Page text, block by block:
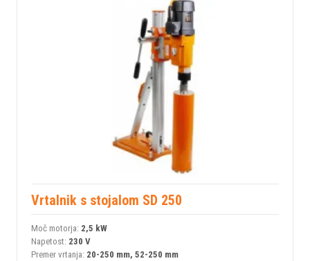
Vrtalnik s stojalom SD 250
Moč motorja: 2,5 kW
Napetost: 230 V
Premer vrtanja: 20-250 mm, 52-250 mm